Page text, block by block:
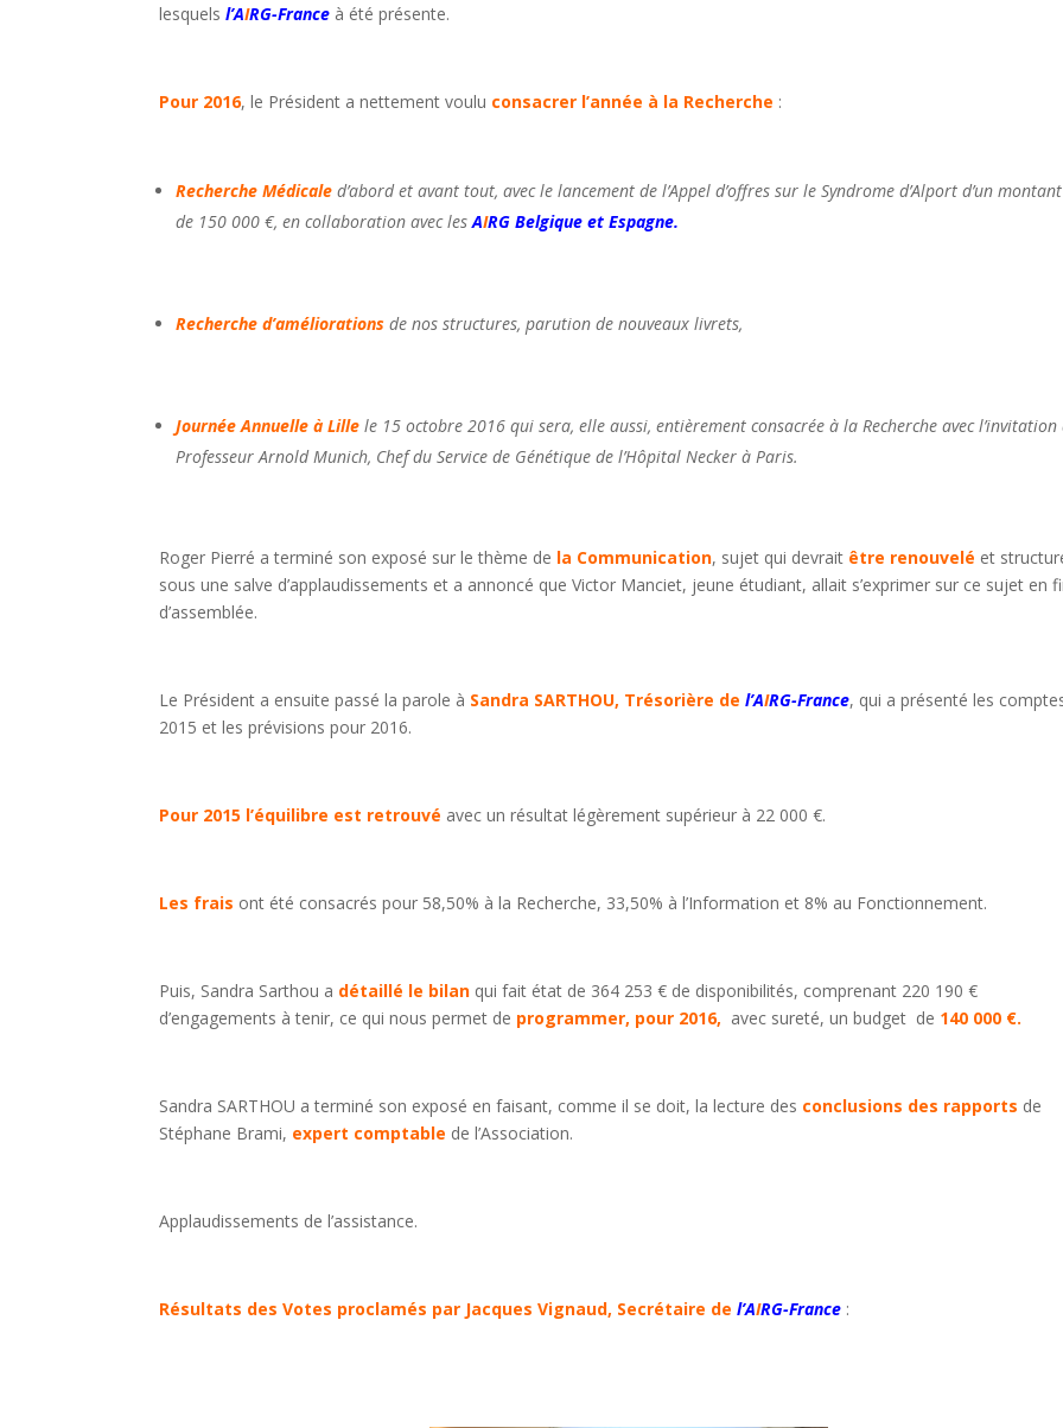
lesquelsl’AIRG-France à été présente.
Pour 2016, le Président a nettement voulu consacrer l’année à la Recherche :
Recherche Médicale d’abord et avant tout, avec le lancement de l’Appel d’offres sur le Syndrome d’Alport d’un montant
de 150 000 €, en collaboration avec lesAIRG Belgique et Espagne.
Recherche d’améliorations de nos structures, parution de nouveaux livrets,
Journée Annuelle à Lille le 15 octobre 2016 qui sera, elle aussi, entièrement consacrée à la Recherche avec l’invitation
Professeur Arnold Munich, Chef du Service de Génétique de l’Hôpital Necker à Paris.
Roger Pierré a terminé son exposé sur le thème de la Communication, sujet qui devrait être renouvelé et
sous une salve d’applaudissements et a annoncé que Victor Manciet, jeune étudiant, allait s’exprimer sur ce sujet en
d’assemblée.
Le Président a ensuite passé la parole à Sandra SARTHOU, Trésorière de l’AIRG-France, qui a présenté les
2015 et les prévisions pour 2016.
Pour 2015 l’équilibre est retrouvé avec un résultat légèrement supérieur à 22 000 €.
Les frais ont été consacrés pour 58,50% à la Recherche, 33,50% à l’Information et 8% au Fonctionnement.
Puis, Sandra Sarthou a détaillé le bilan qui fait état de 364 253 € de disponibilités, comprenant 220 190 €
d’engagements à tenir, ce qui nous permet de programmer, pour 2016, avec sureté, un budget de 140 000 €.
Sandra SARTHOU a terminé son exposé en faisant, comme il se doit, la lecture des conclusions des rapports de
Stéphane Brami, expert comptable de l’Association.
Applaudissements de l’assistance.
Résultats des Votes proclamés par Jacques Vignaud, Secrétaire del’AIRG-France :